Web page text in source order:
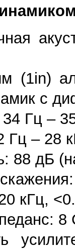
(1in)
с
Гц –
Гц – 28
88 дБ
кГц,